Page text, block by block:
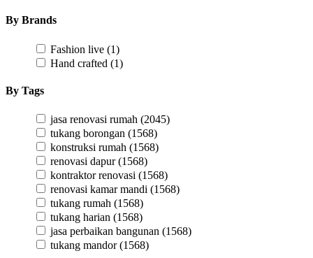
By Brands
Fashion live (1)
Hand crafted (1)
By Tags
jasa renovasi rumah (2045)
tukang borongan (1568)
konstruksi rumah (1568)
renovasi dapur(1568)
kontraktor renovasi (1568)
renovasi kamar mandi (1568)
tukang rumah (1568)
tukang harian (1568)
jasa perbaikan bangunan (1568)
tukang mandor(1568)